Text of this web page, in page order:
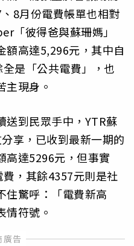
8月份電費帳單也相對
「彼得爸與蘇珊媽」
額高達5,296元，其中自
是「公共電費」，也
主現身。
送到民眾手中，YTR蘇
享，已收到最新一期的
高達5296元，但事實
，其餘4357元則是社
住驚呼：「電費新高
情符號。